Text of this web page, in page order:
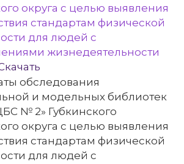
округа с целью выявления
стандартам физической
для людей с
жизнедеятельности
обследования
и модельных библиотек
№ 2» Губкинского
округа с целью выявления
стандартам физической
для людей с